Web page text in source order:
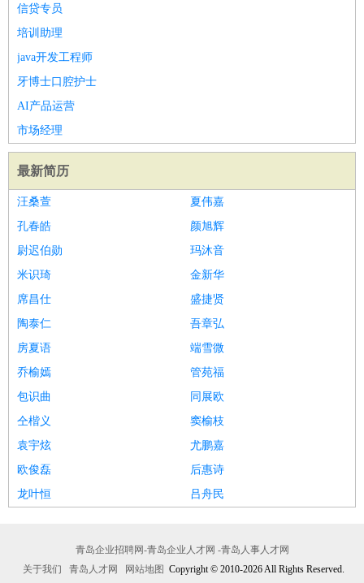
信贷专员
培训助理
java开发工程师
牙博士口腔护士
AI产品运营
市场经理
最新简历
汪桑萱
夏伟嘉
孔春皓
颜旭辉
尉迟伯勋
玛沐音
米识琦
金新华
席昌仕
盛捷贤
陶泰仁
吾章弘
房夏语
端雪微
乔榆嫣
管苑福
包识曲
同展欧
仝楷义
窦榆枝
袁宇炫
尤鹏嘉
欧俊磊
后惠诗
龙叶恒
吕舟民
青岛企业招聘网-青岛企业人才网 -青岛人事人才网
关于我们
青岛人才网 网站地图 Copyright © 2010-2026 All Rights Reserved.